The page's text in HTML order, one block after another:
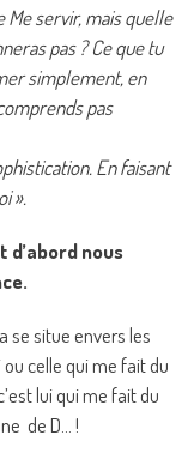
Me servir, mais quelle
pas ? Ce que tu
simplement, en
pas
En faisant
».
d’abord nous
se situe envers les
celle qui me fait du
lui qui me fait du
de D… !